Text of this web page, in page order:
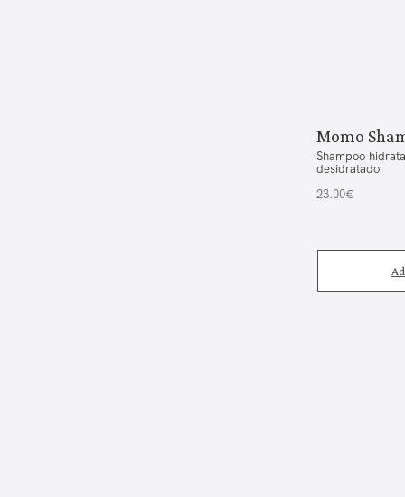
Momo
Shampoo
desidratado
23.00€